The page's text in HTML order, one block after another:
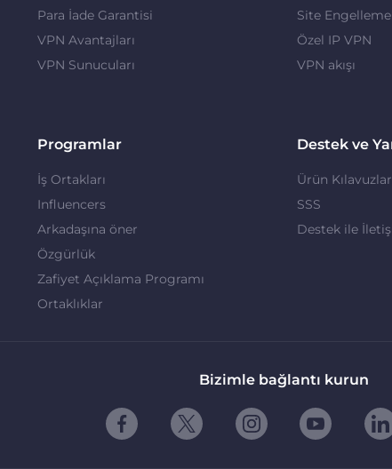
Para İade Garantisi
VPN Avantajları
VPN Sunucuları
Site
Özel IP VPN
VPN akışı
Programlar
İş Ortakları
Influencers
Arkadaşına öner
Özgürlük
Zafiyet Açıklama Programı
Ortaklıklar
Destek ve
Ürün
SSS
Destek ile
Bizimle bağlantı kurun